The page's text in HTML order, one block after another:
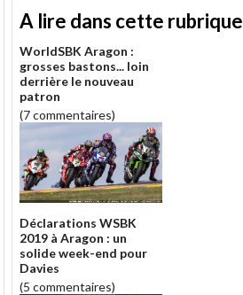
A lire dans cette rubrique
WorldSBK Aragon :
grosses bastons... loin
derrière le nouveau
patron
(7 commentaires)
Déclarations WSBK
2019 à Aragon : un
solide week-end pour
Davies
(5 commentaires)